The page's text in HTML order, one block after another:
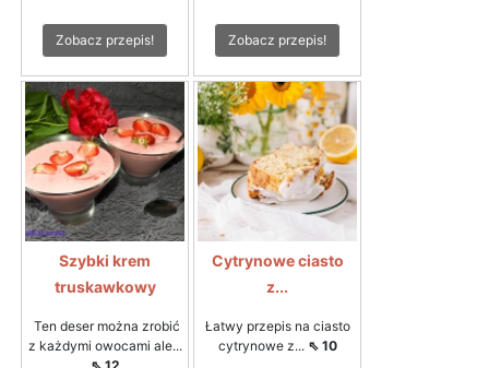
Zobacz przepis! Zobacz przepis!
Szybki krem
truskawkowy
Ten deser można zrobić
z każdymi owocami ale...
⇖ 12
Cytrynowe ciasto
z...
Łatwy przepis na ciasto
cytrynowe z... ⇖ 10